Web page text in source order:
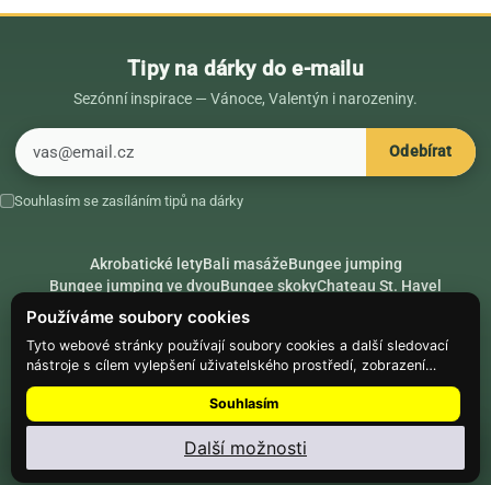
Používáme soubory cookies
Tyto webové stránky používají soubory cookies a další sledovací
nástroje s cílem vylepšení uživatelského prostředí, zobrazení
přizpůsobeného obsahu a reklam, analýzy návštěvnosti webových
stránek a zjištění zdroje návštěvnosti.
Souhlasím
Další možnosti
Tipy na dárky do e-mailu
Sezónní inspirace — Vánoce, Valentýn i narozeniny.
Odebírat
Souhlasím se zasíláním tipů na dárky
Akrobatické letyBali masážeBungee jumping
Bungee jumping ve dvouBungee skokyChateau St. Havel
Dárek k 18. narozeninám
Dárek k 40. narozeninám
RádceSecret SantaSložte se na dárek
PARTNEŘIHike.placeClimbing.place
© Web Development — Good Experience s.r.o.
Nastavení souborů cookie
Najdi Dárek: menu ⋮ → Nainstalovat aplikaci